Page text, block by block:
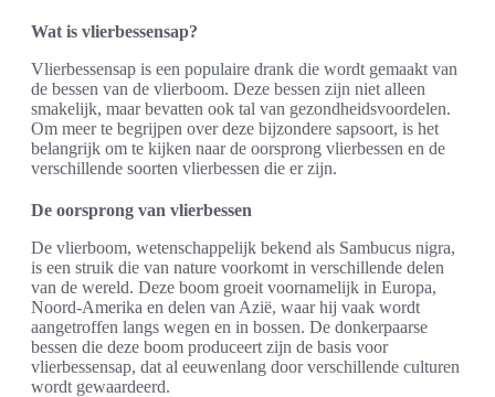
Wat is vlierbessensap?
Vlierbessensap is een populaire drank die wordt gemaakt van
de bessen van de vlierboom. Deze bessen zijn niet alleen
smakelijk, maar bevatten ook tal van gezondheidsvoordelen.
Om meer te begrijpen over deze bijzondere sapsoort, is het
belangrijk om te kijken naar de oorsprong vlierbessen en de
verschillende soorten vlierbessen die er zijn.
De oorsprong van vlierbessen
De vlierboom, wetenschappelijk bekend als Sambucus nigra,
is een struik die van nature voorkomt in verschillende delen
van de wereld. Deze boom groeit voornamelijk in Europa,
Noord-Amerika en delen van Azië, waar hij vaak wordt
aangetroffen langs wegen en in bossen. De donkerpaarse
bessen die deze boom produceert zijn de basis voor
vlierbessensap, dat al eeuwenlang door verschillende culturen
wordt gewaardeerd.